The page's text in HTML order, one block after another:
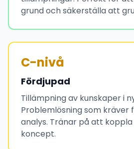
grund och säkerställa att
C-nivå
Fördjupad
Tillämpning av kunskaper i
Problemlösning som kräver
analys. Tränar på att
koncept.